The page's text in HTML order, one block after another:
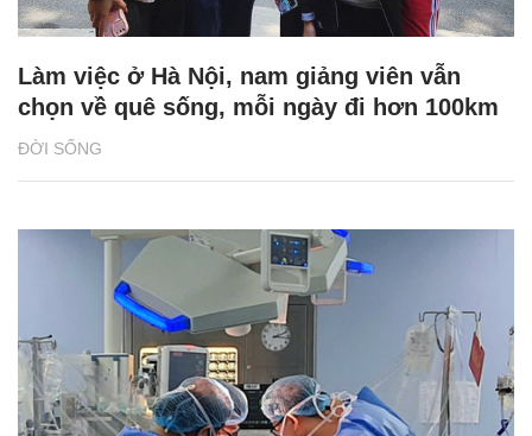
ĐỜI SỐNG
Làm việc ở Hà Nội, nam giảng viên vẫn
chọn về quê sống, mỗi ngày đi hơn 100km